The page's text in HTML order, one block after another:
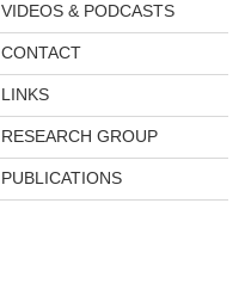
VIDEOS & PODCASTS
CONTACT
LINKS
RESEARCH GROUP
PUBLICATIONS